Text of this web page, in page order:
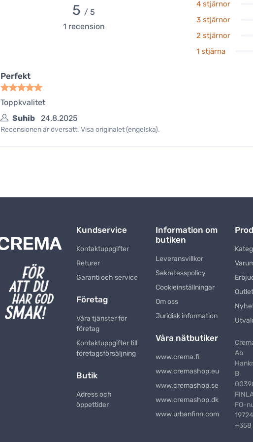
5 / 5
1 recension
4 stjärnor
3 stjärnor
2 stjärnor
1 stjärna
Perfekt
Toppkvalitet
Suhib
24.8.2025
Recensionen är översatt. Visa originalet (engelska).
Kundservice
Kontaktuppgifter
Returer
Garanti och service
Företag
Våra tjänster för
företag
Kontaktuppgifter till
företagsförsäljning
Butik
Adress och
öppettider
Information om
butiken
Leveransvillkor
Sekretesspolicy
Cookieinställningar
Om oss
Juridisk information
Våra nätbutiker
www.crema.fi
www.cremashop.eu
www.cremashop.se
www.cremashop.dk
www.urbanfinn.com
Outlet
Ab
B
FO-
+358